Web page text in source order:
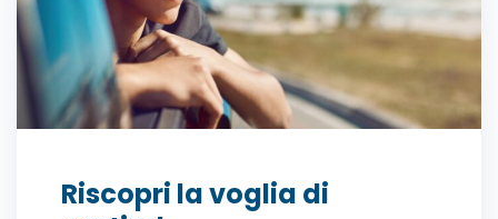
Riscopri la voglia di